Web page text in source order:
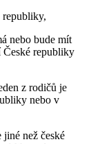
republiky,
nebo bude mít
České republiky
z rodičů je
nebo v
než české